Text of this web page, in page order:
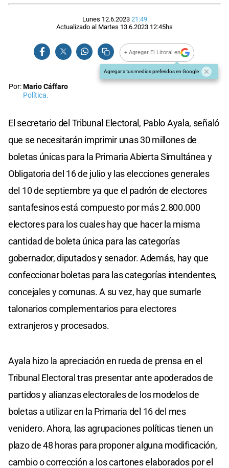
Lunes 12.6.2023 21:49
Actualizado al Martes 13.6.2023 12:45hs
+ Agregar El Litoral en
Agregar a tus medios preferidos en Google
Por:Mario Cáffaro
Política.
El secretario del Tribunal Electoral, Pablo Ayala, señaló
que se necesitarán imprimir unas 30 millones de
boletas únicas para la Primaria Abierta Simultánea y
Obligatoria del 16 de julio y las elecciones generales
del 10 de septiembre ya que el padrón de electores
santafesinos está compuesto por más 2.800.000
electores para los cuales hay que hacer la misma
cantidad de boleta única para las categorías
gobernador, diputados y senador. Además, hay que
confeccionar boletas para las categorías intendentes,
concejales y comunas. A su vez, hay que sumarle
talonarios complementarios para electores
extranjeros y procesados.
Ayala hizo la apreciación en rueda de prensa en el
Tribunal Electoral tras presentar ante apoderados de
partidos y alianzas electorales de los modelos de
boletas a utilizar en la Primaria del 16 del mes
venidero. Ahora, las agrupaciones políticas tienen un
plazo de 48 horas para proponer alguna modificación,
cambio o corrección a los cartones elaborados por el